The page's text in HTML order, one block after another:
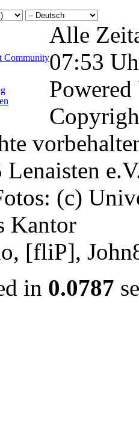
Community
Alle
07:53
(c)
Kantor
[fliP],
in 0.0787